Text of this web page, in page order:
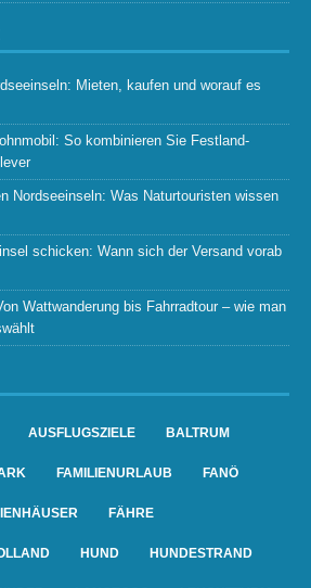
Mieten, kaufen und worauf es
So kombinieren Sie Festland-
Nordseeinseln: Was Naturtouristen wissen
schicken: Wann sich der Versand vorab
Wattwanderung bis Fahrradtour – wie man
AUSFLUGSZIELE BALTRUM
FAMILIENURLAUB FANÖ
FÄHRE
HUND HUNDESTRAND